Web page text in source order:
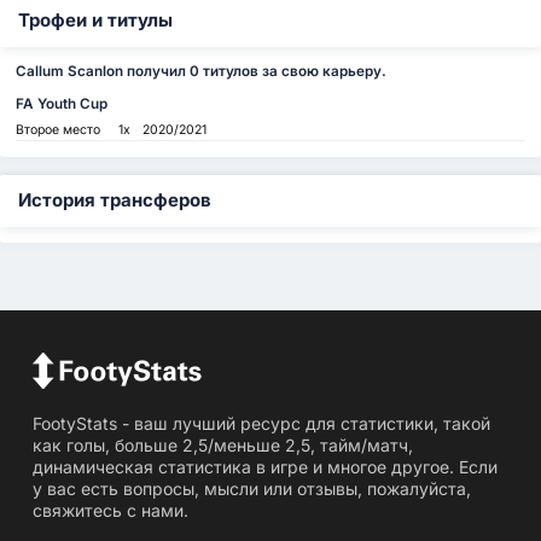
Трофеи и титулы
Callum Scanlon получил 0 титулов за свою карьеру.
FA Youth Cup
Второе место 1x 2020/2021
История трансферов
FootyStats - ваш лучший ресурс для статистики, такой
как голы, больше 2,5/меньше 2,5, тайм/матч,
динамическая статистика в игре и многое другое. Если
у вас есть вопросы, мысли или отзывы, пожалуйста,
свяжитесь с нами.